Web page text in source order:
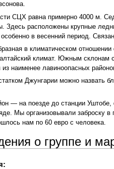
СЦХ равна примерно 4000 м.
Здесь расположены крупные
в весенний период.
в климатическом
климат. Южным склонам
наименее лавиноопасных
Джунгарии можно назвать
— на поезде до станции Уштобе,
Мы организовывали заброску
нам по 60 евро с человека.
о группе и